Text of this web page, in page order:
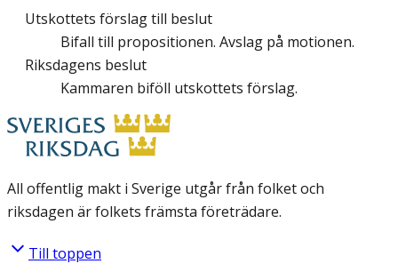
Utskottets förslag till beslut
Bifall till propositionen. Avslag på motionen.
Riksdagens beslut
Kammaren biföll utskottets förslag.
All offentlig makt i Sverige utgår från folket och
riksdagen är folkets främsta företrädare.
Till toppen